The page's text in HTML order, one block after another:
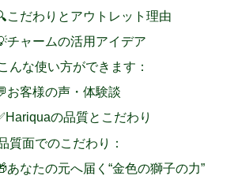
こだわりとアウトレット理由
チャームの活用アイデア
んな使い方ができます：
お客様の声・体験談
の品質とこだわり
質面でのこだわり：
あなたの元へ届く“金色の獅子の力”